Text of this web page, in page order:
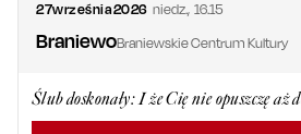
27września2026 niedz., 16.15
BraniewoBraniewskie Centrum Kultury
Ślub doskonały: I że Cię nie opuszczę aż